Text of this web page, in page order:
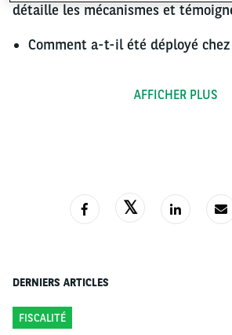
détaille les mécanismes et
Comment a-t-il été déployé
Comment se paramètrent les
AFFICHER PLUS
DERNIERS ARTICLES
FISCALITÉ